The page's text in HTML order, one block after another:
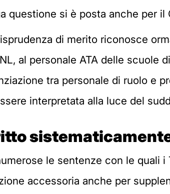
questione si è posta anche per
di merito riconosce
al personale ATA delle scuole
tra personale di ruolo e
interpretata alla luce del
le sentenze con le quali
accessoria anche per